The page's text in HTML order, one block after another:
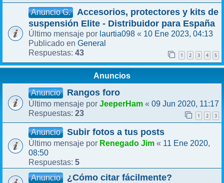
Anuncio G.
Accesorios, protectores y kits de
suspensión Elite - Distribuidor para España
Último mensaje por laurtia098 « 10 Ene 2023, 04:13
Publicado en General
Respuestas: 43 1 2 3 4 5
Anuncios
Anuncio Rangos foro
Último mensaje por JeeperHam « 09 Jun 2020, 11:17
Respuestas: 23 1 2 3
Anuncio Subir fotos a tus posts
Último mensaje por Renegado Jim « 11 Ene 2020,
08:50
Respuestas: 5
Anuncio ¿Cómo citar fácilmente?